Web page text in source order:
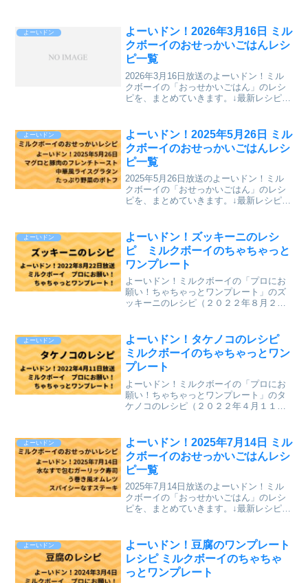
よーいドン
よーいドン！2026年3月16日 ミル
クボーイのおせっかいごはんレシ
ピ一覧
2026年3月16日放送のよーいドン！ミル
クボーイの「おっせかいごはん」のレシ
ピを、まとめていきます。↓最新レシピも
ーイのプロにお願い ちゃちゃっとワン
プレート」のレシ...
よーいドン
よーいドン！2025年5月26日 ミル
クボーイのおせっかいごはんレシ
ピ一覧
2025年5月26日放送のよーいドン！ミル
クボーイの「おせっかいごはん」のレシ
ピを、まとめていきます。↓最新レシピも
ーイのプロにお願い ちゃちゃっとワン
プレート」のレシ...
よーいドン
よーいドン！ズッキーニのレシ
ピ ミルクボーイのちゃちゃっと
ワンプレート
よーいドン！ミルクボーイの「プロにお
願い！ちゃちゃっとワンプレート」のズ
ッキーニのレシピ（２０２２年８月２２
レシピを記事にしています。⇒「ミルク
ボーイのプロにお願い ...
よーいドン
よーいドン！タケノコのレシピ
ミルクボーイのちゃちゃっとワン
プレート
よーいドン！ミルクボーイの「プロにお
願い！ちゃちゃっとワンプレート」のタ
ケノコのレシピ（２０２２年４月１１日
新レシピも含めて今までのレシピを記事
にしています。⇒「ミル...
よーいドン
よーいドン！2025年7月14日 ミル
クボーイのおせっかいごはんレシ
ピ一覧
2025年7月14日放送のよーいドン！ミル
クボーイの「おっせかいごはん」のレシ
ピを、まとめていきます。↓最新レシピも
ーイのプロにお願い ちゃちゃっとワン
プレート」のレシ...
よーいドン
よーいドン！豆腐のワンプレート
レシピ ミルクボーイのちゃちゃ
っとワンプレート